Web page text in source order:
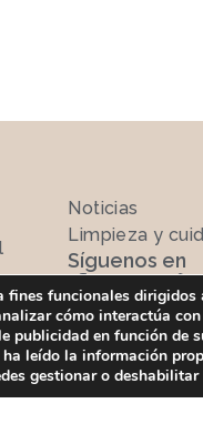
Noticias
Limpieza y
Síguenos en
funcionales
cómo interactúa
publicidad en función de
leído la información
gestionar o